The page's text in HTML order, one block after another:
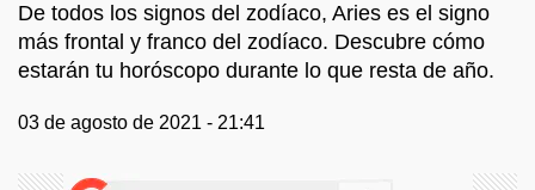
De todos los signos del zodíaco, Aries es el signo
más frontal y franco del zodíaco. Descubre cómo
estarán tu horóscopo durante lo que resta de año.
03 de agosto de 2021 - 21:41